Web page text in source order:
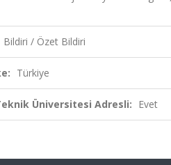
Bildiri / Özet Bildiri
Türkiye
Üniversitesi Adresli: Evet